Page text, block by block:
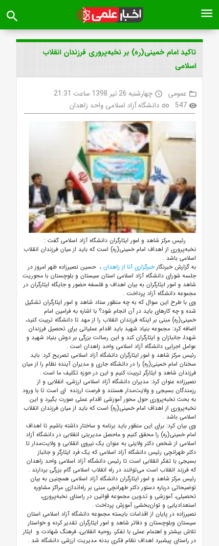
menu
search
تاکید امام خمینی(ره) بر نخبه‌پروری فرزندان انقلاب
اسلامی
folder_open عمومی access_time چهارشنبه 26 تیر 1398 ساعت 21:31
visibility
547
link دانشگاه آزاد اسلامی واحد زاهدان
رئیس مرکز شاهد و امور ایثارگران دانشگاه آزاد اسلامی گفت :
نخبه‌پروری از اهداف امام خمینی(ره) است که باید از میان فرزندان انقلاب
اسلامی باشد .
به گزارش خبرنگارخبرگزاری آنا از زاهدان ، حسین نصیرزاده ظهر امروز در
جلسه شورای دانشگاه آزاد اسلامی استان سیستان و بلوچستان با محوریت
شاهد و امور ایثارگران به بیان اهداف و فلسفه حضور و جایگاه ایثارگران در
مجموعه دانشگاه آزاد پرداخت .
وی با طرح این سوال که به چه منظور ستاد شاهد و امور ایثارگران تشکیل
شده و چه کارهای باید در آن انجام شود؟ با اشاره به فرامین امام
خمینی(ره) مبنی بر اینکه فرزندان انقلاب را از مهد تا دانشگاه تربیت کنید،
اضافه کرد: مجموعه بنیاد شهید باید اقدام عملیاتی برای تحصیل فرزندان
شهدا، جانبازان و ایثارگران کند و این رسالت بزرگی بر دوش بنیاد شهید و
عوامل اجرایی دانشگاه آزاد اسلامی واحد زاهدان است .
رئیس مرکز شاهد و امور ایثارگران دانشگاه آزاد اسلامی تصریح کرد: باید
سخنان امام خمینی(ره) را در دانشگاه جاری و مدیران آینده نظام را از میان
فرزندان شاهد و ایثارگر تربیت کنیم و این در حوزه تکلیف ما است .
نصیرزاده عنوان کرد: مدیران دانشگاه آزاد اسلامی ارزشی، انقلابی و از
رزمندگان بسیجی و ولایت‌مدار هستند و فرصت ارزنده ای است تا با ورود
به بحث نخبه‌پروری حول محور آموزشی اقدام عملی صورت بگیرد و این
نخبه‌پروری از اهداف امام خمینی(ره) است که باید از میان فرزندان انقلاب
اسلامی باشد .
وی بیان کرد: برای این منظور باید برنامه و ساختار داشته باشیم تا اهداف
امام خمینی(ره) را محقق کنیم و ماحصل مدیریتی انقلابی در دانشگاه آزاد
اسلامی از شخص دکتر ولایتی به عنوان یک نیروی انقلابی و ولایت‌مدار تا
دکتر طهرانچی رئیس دانشگاه آزاد اسلامی که یک فرد ایثارگر و جانباز
بسیجی با تفکر انقلابی است تا رئیس دانشگاه آزاد اسلامی واحد زاهدان
که فرزند انقلاب است می‌توانند در راه انقلاب اسلامی گام بزرگی بردارند .
رئیس مرکز شاهد و امور ایثارگران دانشگاه آزاد اسلامی همچنین به بیان
توضیحاتی درباره دستور دکتر طهرانچی مبنی بر راه‌اندازی مراکز مشاوره
تحصیلی، آموزشی و تدوین مجموعه قوانین در راستای نخبه‌پروری،
استعدادیابی و توان‌بخشی آموزش پرداخت .
نصیرزاده در پایان از اقدامات بایسته مجموعه دانشگاه آزاد اسلامی استان
سیستان وبلوچستان و دفاتر شاهد و امور ایثارگران تقدیر کرده و خواستار
تلاش بیشتر و اهتمام عملی با تفکر، روحیه انقلابی، فرهنگ شهادت و ایثار
در راستای پیشبرد اهداف نظام فکری بدنه مدیریت ارزشی دانشگاه شد .